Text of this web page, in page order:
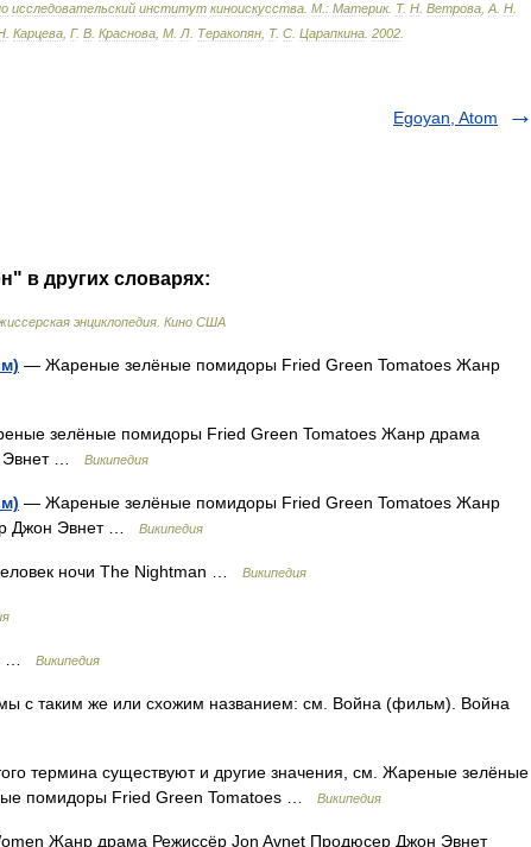
исследовательский институт киноискусства М : Материк. Т. Н Ветрова А Н
Карцева Г. В Краснова М Л Теракопян Т. С Царапкина 2002
Egoyan, Atom
в других словарях:
энциклопедия. Кино США
— Жареные зелёные помидоры Fried Green Tomatoes Жанр
зелёные помидоры Fried Green Tomatoes Жанр драма
Эвнет …
Википедия
— Жареные зелёные помидоры Fried Green Tomatoes Жанр
Джон Эвнет …
Википедия
ночи The Nightman … Википедия
… Википедия
с таким же или схожим названием: см. Война (фильм). Война
термина существуют и другие значения, см. Жареные зелёные
помидоры Fried Green Tomatoes …
Википедия
Жанр драма Режиссёр Jon Avnet Продюсер Джон Эвнет